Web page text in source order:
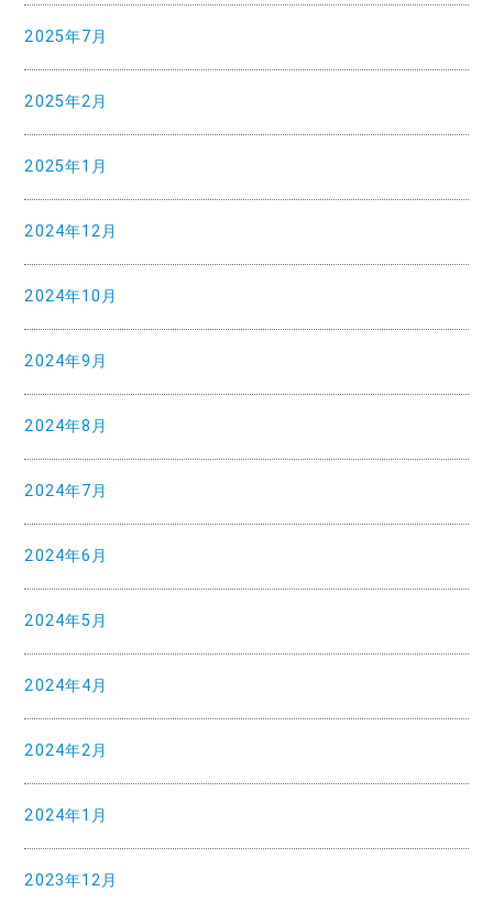
2025年7月
2025年2月
2025年1月
2024年12月
2024年10月
2024年9月
2024年8月
2024年7月
2024年6月
2024年5月
2024年4月
2024年2月
2024年1月
2023年12月